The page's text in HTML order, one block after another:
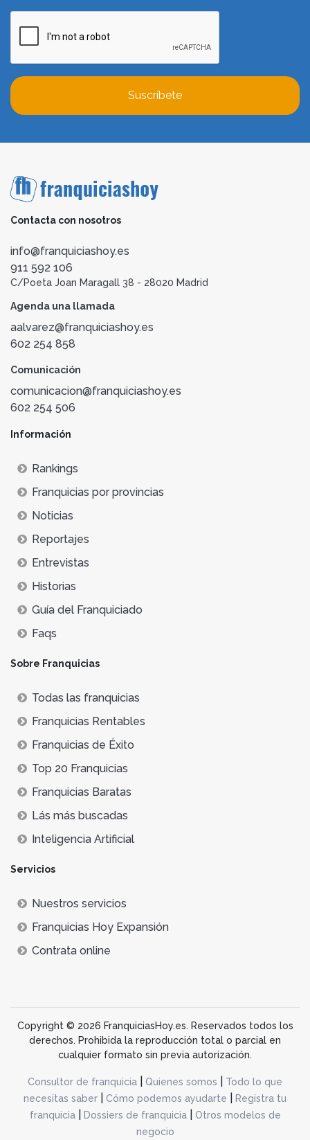
Suscríbete
Contacta con nosotros
info@franquiciashoy.es
911 592 106
C/Poeta Joan Maragall 38 - 28020 Madrid
Agenda una llamada
aalvarez@franquiciashoy.es
602 254 858
Comunicación
comunicacion@franquiciashoy.es
602 254 506
Información
Rankings
Franquicias por provincias
Noticias
Reportajes
Entrevistas
Historias
Guía del Franquiciado
Faqs
Sobre Franquicias
Todas las franquicias
Franquicias Rentables
Franquicias de Éxito
Top 20 Franquicias
Franquicias Baratas
Lás más buscadas
Inteligencia Artificial
Servicios
Nuestros servicios
Franquicias Hoy Expansión
Contrata online
Copyright © 2026 FranquiciasHoy.es. Reservados todos los
derechos. Prohibida la reproducción total o parcial en
cualquier formato sin previa autorización.
Consultor de franquicia Quienes somos
Todo lo que
necesitas saber
Cómo podemos ayudarte
Registra tu
franquicia| Dossiers de franquicia|
Otros modelos de
negocio